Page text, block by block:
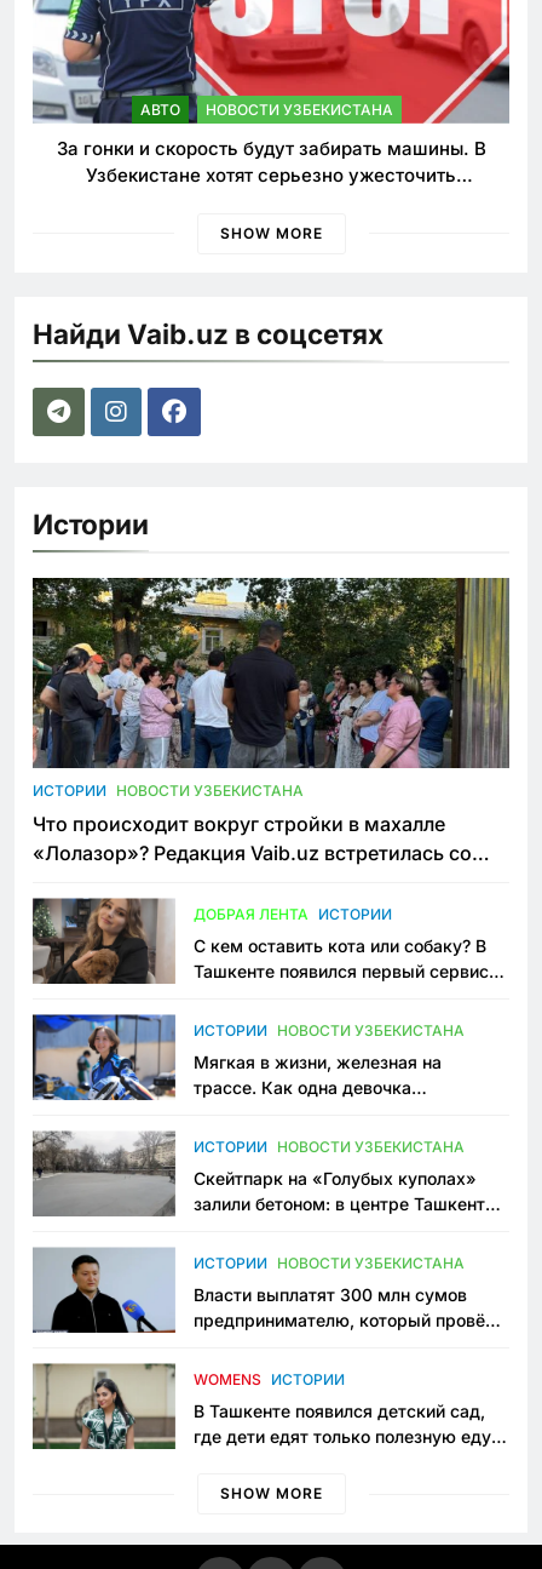
АВТО НОВОСТИ УЗБЕКИСТАНА
За гонки и скорость будут забирать машины. В
Узбекистане хотят серьезно ужесточить
SHOW MORE
Найди Vaib.uz в соцсетях
Истории
ИСТОРИИ НОВОСТИ УЗБЕКИСТАНА
Что происходит вокруг стройки в махалле
«Лолазор»? Редакция Vaib.uz встретилась со
ДОБРАЯ ЛЕНТА ИСТОРИИ
С кем оставить кота или собаку? В
Ташкенте появился первый сервис
ИСТОРИИ НОВОСТИ УЗБЕКИСТАНА
Мягкая в жизни, железная на
трассе. Как одна девочка
Узбекистане
ИСТОРИИ НОВОСТИ УЗБЕКИСТАНА
Скейтпарк на «Голубых куполах»
залили бетоном: в центре Ташкента
пространство
ИСТОРИИ НОВОСТИ УЗБЕКИСТАНА
Власти выплатят 300 млн сумов
предпринимателю, который провёл
приговору
WOMENS ИСТОРИИ
В Ташкенте появился детский сад,
где дети едят только полезную еду.
просить «кашу без сахара»
SHOW MORE